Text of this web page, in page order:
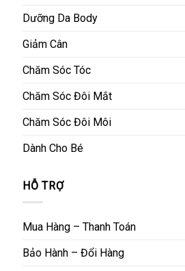
Dưỡng Da Body
Giảm Cân
Chăm Sóc Tóc
Chăm Sóc Đôi Mắt
Chăm Sóc Đôi Môi
Dành Cho Bé
HỖ TRỢ
Mua Hàng – Thanh Toán
Bảo Hành – Đổi Hàng